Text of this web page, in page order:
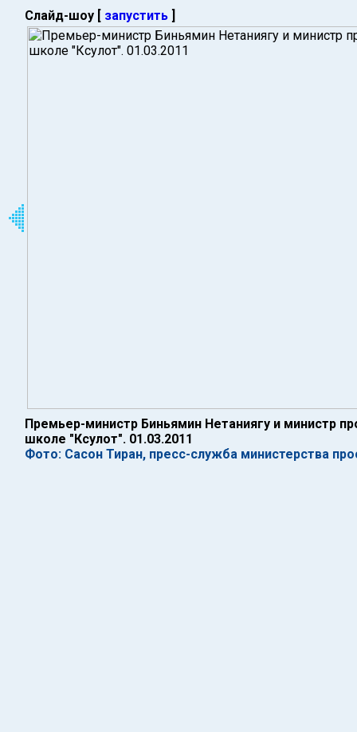
Слайд-шоу [ запустить ]
Премьер-министр Биньямин Нетаниягу и министр
школе "Ксулот". 01.03.2011
Фото: Сасон Тиран, пресс-служба министерства